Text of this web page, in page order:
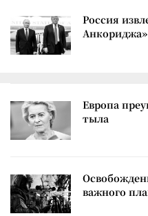
Россия
Анкориджа»
Европа
тыла
важного